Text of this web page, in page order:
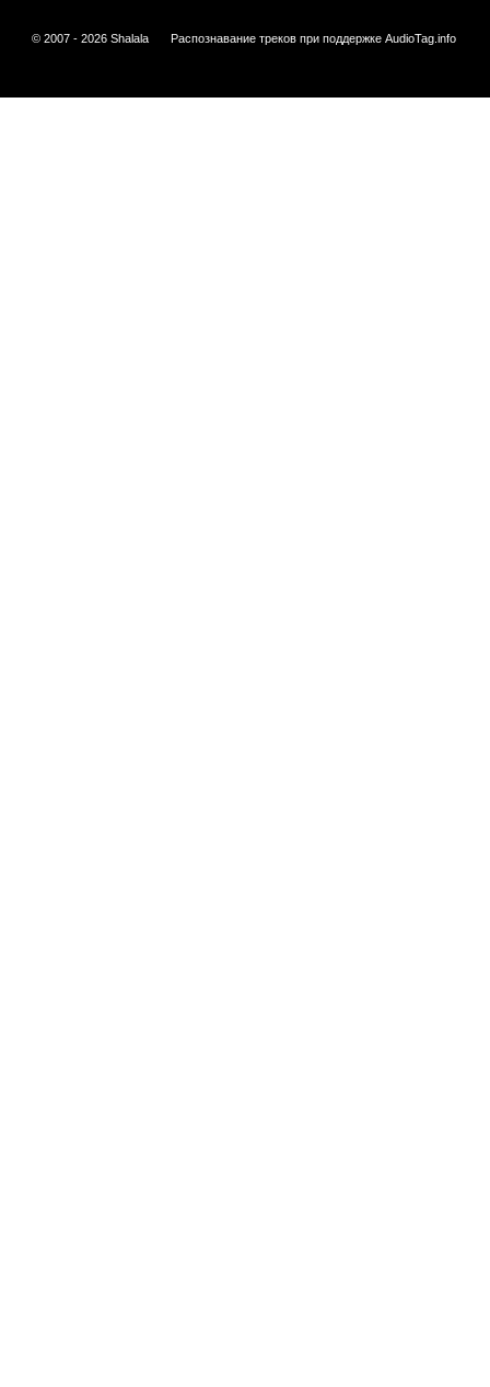
© 2007 - 2026 Shalala Распознавание треков при поддержке AudioTag.info